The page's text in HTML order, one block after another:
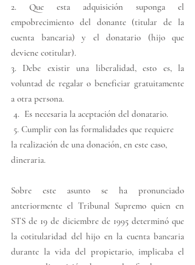
2. Que esta adquisición suponga el
empobrecimiento del donante (titular de la
cuenta bancaria) y el donatario (hijo que
deviene cotitular).
3. Debe existir una liberalidad, esto es, la
voluntad de regalar o beneficiar gratuitamente
a otra persona.
4.  Es necesaria la aceptación del donatario.
5. Cumplir con las formalidades que requiere
la realización de una donación, en este caso,
dineraria.
Sobre este asunto se ha pronunciado
anteriormente el Tribunal Supremo quien en
STS de 19 de diciembre de 1995 determinó que
la cotitularidad del hijo en la cuenta bancaria
durante la vida del propietario, implicaba el